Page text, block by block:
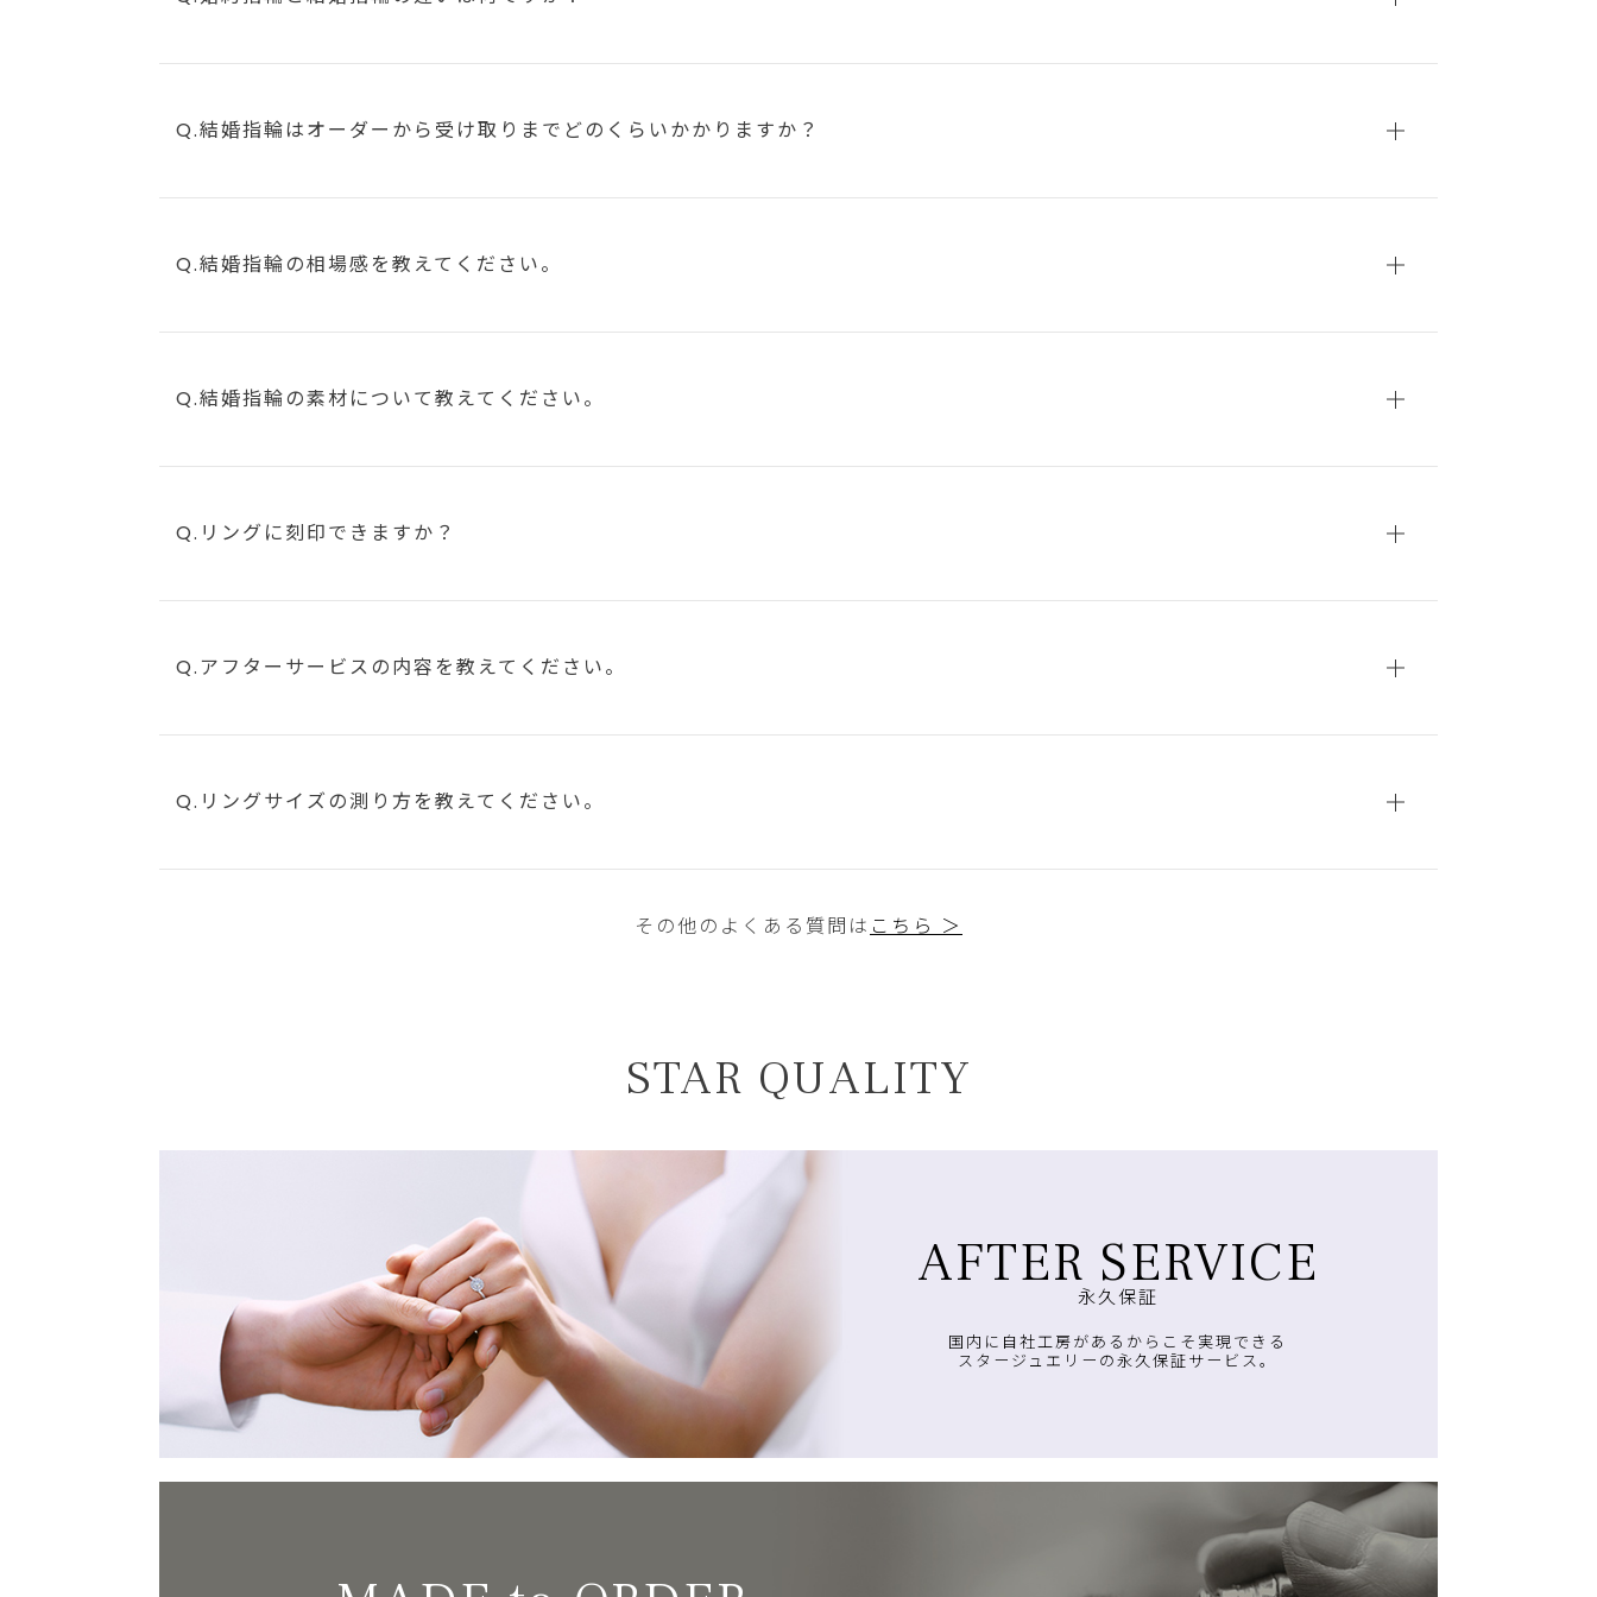
Q.結婚指輪はオーダーから受け取りまで どのくらいかかりますか？
Q.結婚指輪の相場感を教えてください。
Q.結婚指輪の素材について教えてください。
Q.リングに刻印できますか？
Q.アフターサービスの内容を教えてください。
Q.リングサイズの測り方を教えてください。
その他のよくある質問は こちら ＞
STAR QUALITY
AFTER SERVICE
永久保証
国内に自社工房があるからこそ実現できる
スタージュエリーの永久保証サービス。